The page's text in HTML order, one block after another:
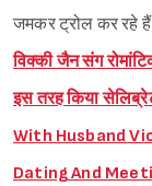
जमकर ट्रोल कर रहे
विक्की जैन संग
इस तरह किया
With Husband
Dating And